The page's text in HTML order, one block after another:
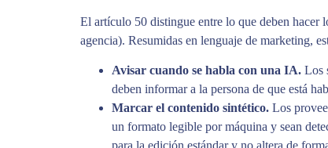
El artículo 50 distingue entre lo que deben hacer
agencia). Resumidas en lenguaje de marketing,
Avisar cuando se habla con una IA. Los
deben informar a la persona de que está
Marcar el contenido sintético. Los
un formato legible por máquina y sean